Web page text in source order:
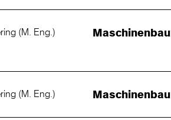
(M. Eng.) Maschinenbau
(M. Eng.) Maschinenbau